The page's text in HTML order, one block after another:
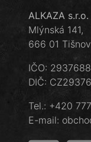
ALKAZA s.r.o.
Mlýnská 141,
666 01 Tišnov
IČO:
DIČ:
Tel.: +420
E-mail: